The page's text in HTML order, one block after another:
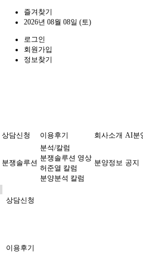
즐겨찾기
2026년 08월 08일 (토)
로그인
회원가입
정보찾기
상담신청
이용후기
상담신청 이용후기 회사소개 AI분
분쟁솔루션
분석/칼럼
분쟁솔루션 영상
허준열 칼럼
분양분석 칼럼
분양정보 공지